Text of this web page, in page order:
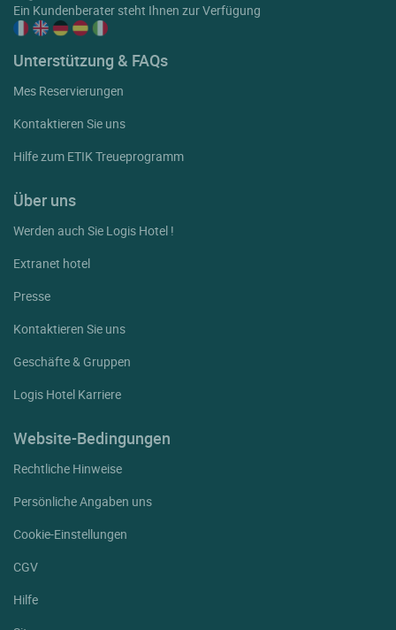
Ein Kundenberater steht Ihnen zur Verfügung
Unterstützung & FAQs
Mes Reservierungen
Kontaktieren Sie uns
Hilfe zum ETIK Treueprogramm
Über uns
Werden auch Sie Logis Hotel !
Extranet hotel
Presse
Kontaktieren Sie uns
Geschäfte & Gruppen
Logis Hotel Karriere
Website-Bedingungen
Rechtliche Hinweise
Persönliche Angaben uns
Cookie-Einstellungen
CGV
Hilfe